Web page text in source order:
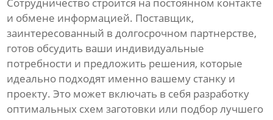
Сотрудничество строится на постоянном контакте
и обмене информацией. Поставщик,
заинтересованный в долгосрочном партнерстве,
готов обсудить ваши индивидуальные
потребности и предложить решения, которые
идеально подходят именно вашему станку и
проекту. Это может включать в себя разработку
оптимальных схем заготовки или подбор лучшего